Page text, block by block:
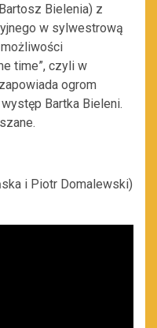
Bielenia) z
w sylwestrową
time”, czyli w
ogrom
Bartka Bieleni.
i Piotr Domalewski)